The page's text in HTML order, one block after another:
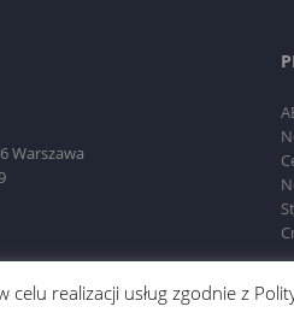
Warszawa
celu realizacji usług zgodnie z